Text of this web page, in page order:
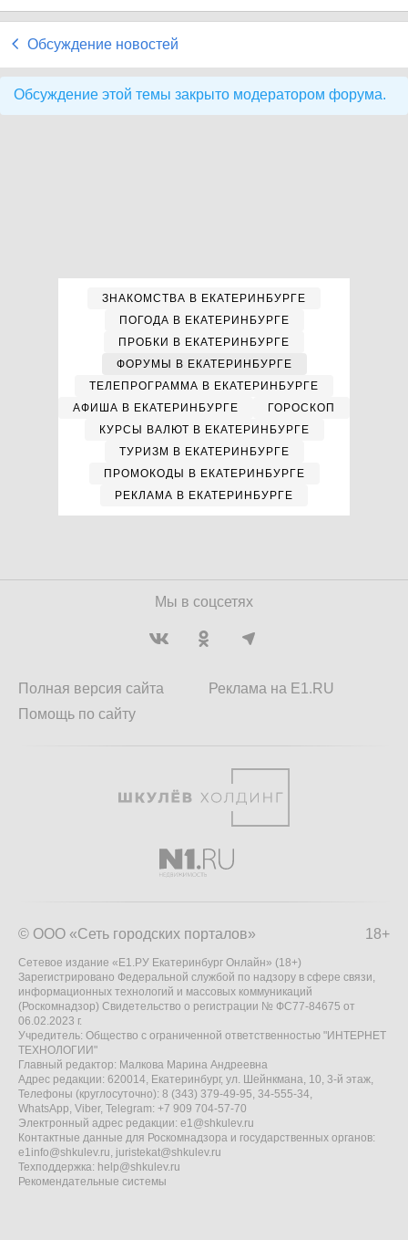
Обсуждение новостей
Обсуждение этой темы закрыто модератором форума.
ЗНАКОМСТВА В ЕКАТЕРИНБУРГЕ
ПОГОДА В ЕКАТЕРИНБУРГЕ
ПРОБКИ В ЕКАТЕРИНБУРГЕ
ФОРУМЫ В ЕКАТЕРИНБУРГЕ
ТЕЛЕПРОГРАММА В ЕКАТЕРИНБУРГЕ
АФИША В ЕКАТЕРИНБУРГЕ
ГОРОСКОП
КУРСЫ ВАЛЮТ В ЕКАТЕРИНБУРГЕ
ТУРИЗМ В ЕКАТЕРИНБУРГЕ
ПРОМОКОДЫ В ЕКАТЕРИНБУРГЕ
РЕКЛАМА В ЕКАТЕРИНБУРГЕ
Мы в соцсетях
Полная версия сайта
Помощь по сайту
Реклама на E1.RU
18+
© ООО «Сеть городских порталов»
Сетевое издание «Е1.РУ Екатеринбург Онлайн» (18+)
Зарегистрировано Федеральной службой по надзору в сфере связи,
информационных технологий и массовых коммуникаций
(Роскомнадзор) Свидетельство о регистрации № ФС77-84675 от
06.02.2023 г.
Учредитель: Общество с ограниченной ответственностью "ИНТЕРНЕТ
ТЕХНОЛОГИИ"
Главный редактор: Малкова Марина Андреевна
Адрес редакции: 620014, Екатеринбург, ул. Шейнкмана, 10, 3-й этаж,
Телефоны (круглосуточно): 8 (343) 379-49-95, 34-555-34,
WhatsApp, Viber, Telegram: +7 909 704-57-70
Электронный адрес редакции: e1@shkulev.ru
Контактные данные для Роскомнадзора и государственных органов:
e1info@shkulev.ru, juristekat@shkulev.ru
Техподдержка: help@shkulev.ru
Рекомендательные системы